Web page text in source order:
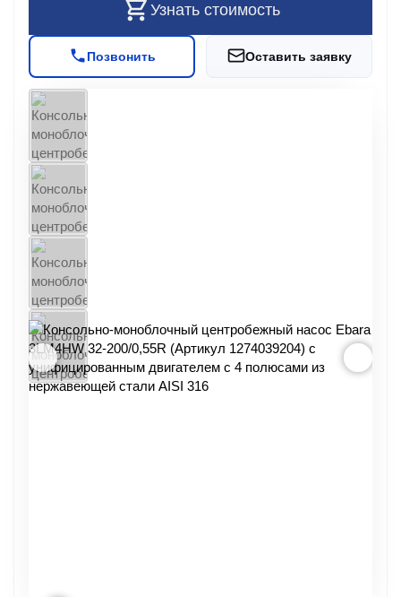
Узнать стоимость
Позвонить Оставить заявку